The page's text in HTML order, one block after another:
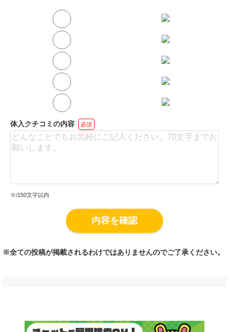
体入クチコミの内容 必須
※/150文字以内
内容を確認
※全ての投稿が掲載されるわけではありませんのでご了承ください。